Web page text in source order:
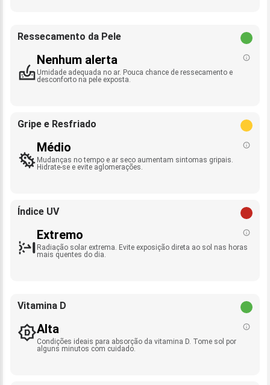
Ressecamento da Pele
Nenhum alerta
Umidade adequada no ar. Pouca chance de ressecamento e
desconforto na pele exposta.
Gripe e Resfriado
Médio
Mudanças no tempo e ar seco aumentam sintomas gripais.
Hidrate-se e evite aglomerações.
Índice UV
Extremo
Radiação solar extrema. Evite exposição direta ao sol nas horas
mais quentes do dia.
Vitamina D
Alta
Condições ideais para absorção da vitamina D. Tome sol por
alguns minutos com cuidado.